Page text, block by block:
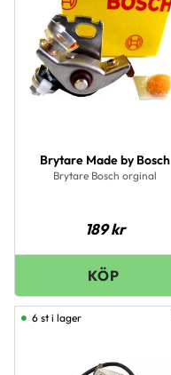
Brytare Made by Bosch
Brytare Bosch orginal
189kr
6 st i lager